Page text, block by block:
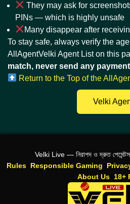
They may ask for
PINs — which is highly unsafe
Many disappear after
To stay safe, always verify the
AllAgentVelki Agent List on this
match, never send any
Return to the Top of the
Velki
Velki Live — নিরাপদ ও দ্রুত পেমেন্টসহ
Rules Responsible Gaming
About Us 18+